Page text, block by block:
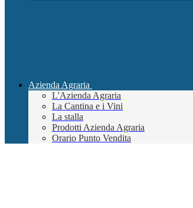
Azienda Agraria
L'Azienda Agraria
La Cantina e i Vini
La stalla
Prodotti Azienda Agraria
Orario Punto Vendita